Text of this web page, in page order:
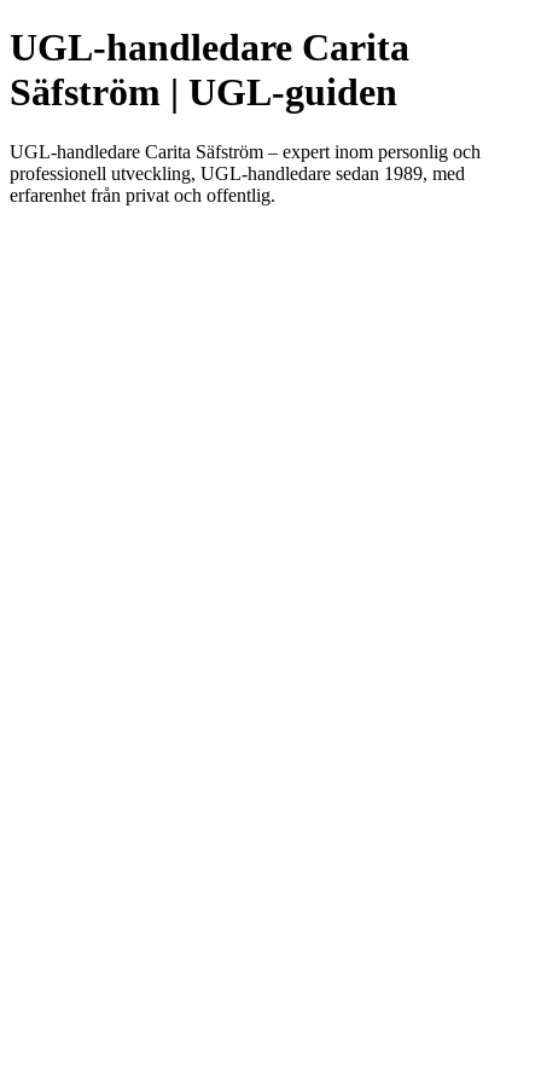
UGL-handledare Carita
Säfström | UGL-guiden
UGL-handledare Carita Säfström – expert inom personlig och
professionell utveckling, UGL-handledare sedan 1989, med
erfarenhet från privat och offentlig.